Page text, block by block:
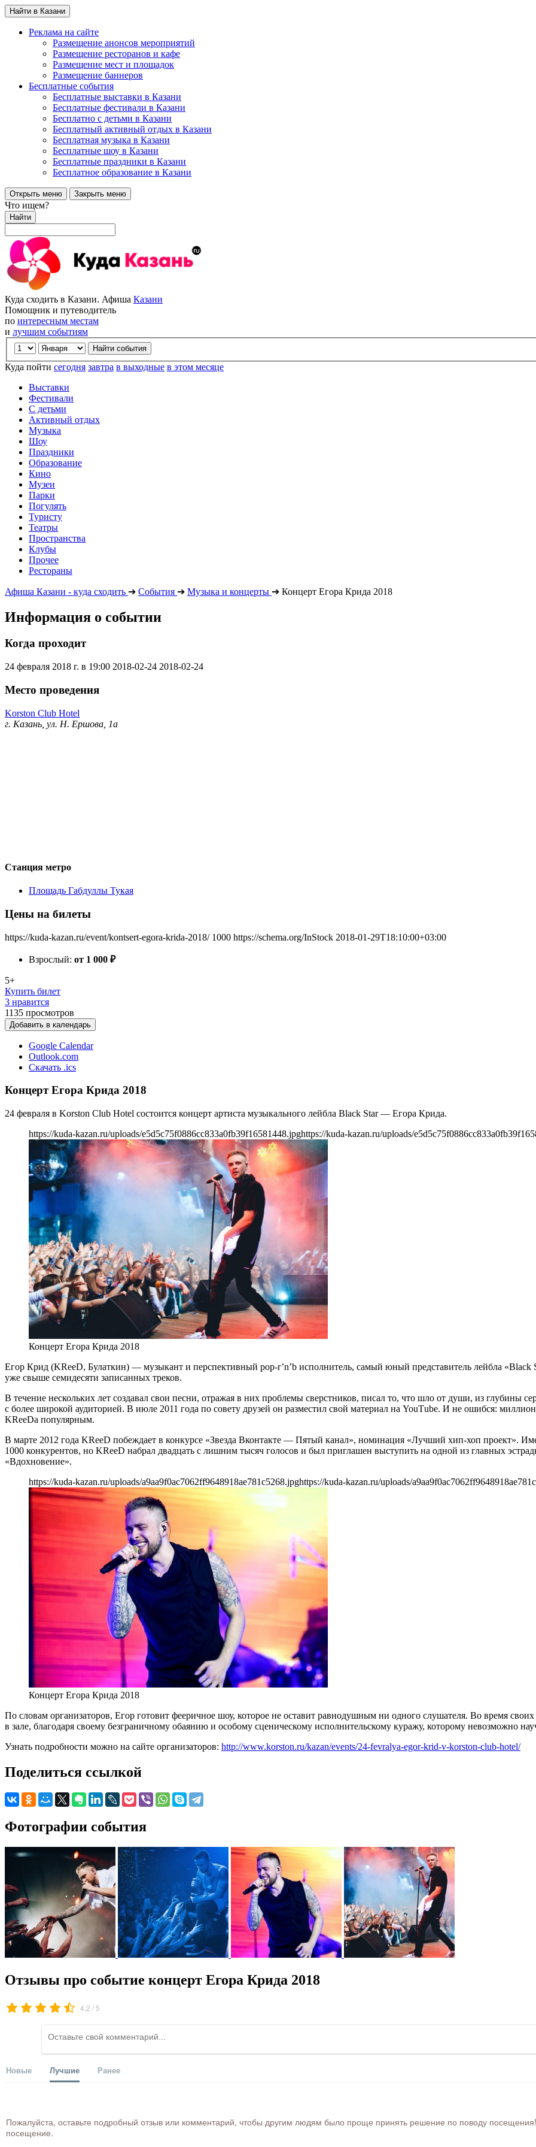
Найти в Казани
Реклама на сайте
Размещение анонсов мероприятий
Размещение ресторанов и кафе
Размещение мест и площадок
Размещение баннеров
Бесплатные события
Бесплатные выставки в Казани
Бесплатные фестивали в Казани
Бесплатно с детьми в Казани
Бесплатный активный отдых в Казани
Бесплатная музыка в Казани
Бесплатные шоу в Казани
Бесплатные праздники в Казани
Бесплатное образование в Казани
Открыть меню Закрыть меню
Что ищем?
Найти
Куда сходить в Казани. Афиша Казани
Помощник и путеводитель
по интересным местам
и лучшим событиям
Куда пойти сегодня завтра в выходные в этом месяце
Выставки
Фестивали
С детьми
Активный отдых
Музыка
Шоу
Праздники
Образование
Кино
Музеи
Парки
Погулять
Туристу
Театры
Пространства
Клубы
Прочее
Рестораны
Афиша Казани - куда сходить ➔ События ➔ Музыка и концерты ➔ Концерт Егора Крида 2018
Информация о событии
Когда проходит
24 февраля 2018 г. в 19:00 2018-02-24 2018-02-24
Место проведения
Korston Club Hotel
г. Казань, ул. Н. Ершова, 1а
Станция метро
Площадь Габдуллы Тукая
Цены на билеты
https://kuda-kazan.ru/event/kontsert-egora-krida-2018/ 1000 https://schema.org/InStock 2018-01-29T18:10:00+03:00
Взрослый: от 1 000 ₽
5+
Купить билет
3 нравится
1135 просмотров
Добавить в календарь
Google Calendar
Outlook.com
Скачать .ics
Концерт Егора Крида 2018
24 февраля в Korston Club Hotel состоится концерт артиста музыкального лейбла Black Star — Егора Крида.
https://kuda-kazan.ru/uploads/e5d5c75f0886cc833a0fb39f16581448.jpghttps://kuda-kazan.ru/uploads/
Концерт Егора Крида 2018
Егор Крид (KReeD, Булаткин) — музыкант и перспективный pop-r’n’b исполнитель, самый юный представитель лейбла «Black
уже свыше семидесяти записанных треков.
В течение нескольких лет создавал свои песни, отражая в них проблемы сверстников, писал то, что шло от души, из глубины
с более широкой аудиторией. В июле 2011 года по совету друзей он разместил свой материал на YouТube. И не ошибся:
KReeDа популярным.
В марте 2012 года KReeD побеждает в конкурсе «Звезда Вконтакте — Пятый канал», номинация «Лучший хип-хоп проект».
1000 конкурентов, но KReeD набрал двадцать с лишним тысяч голосов и был приглашен выступить на одной из главных
«Вдохновение».
https://kuda-kazan.ru/uploads/a9aa9f0ac7062ff9648918ae781c5268.jpghttps://kuda-kazan.ru/uploads/
Концерт Егора Крида 2018
По словам организаторов, Егор готовит фееричное шоу, которое не оставит равнодушным ни одного слушателя. Во время
в зале, благодаря своему безграничному обаянию и особому сценическому исполнительскому куражу, которому невозможно
Узнать подробности можно на сайте организаторов: http://www.korston.ru/kazan/events/24-fevralya-egor-krid-v-korston-club-hotel/
Поделиться ссылкой
Фотографии события
Отзывы про событие концерт Егора Крида 2018
4.2 / 5
Новые Лучшие Ранее
Пожалуйста, оставьте подробный отзыв или комментарий, чтобы другим людям было проще принять решение по поводу посещения!
посещение.